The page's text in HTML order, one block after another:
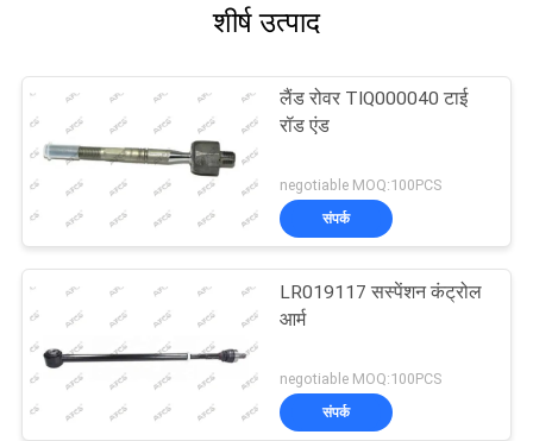
शीर्ष उत्पाद
लैंड रोवर TIQ000040 टाई
रॉड एंड
negotiable MOQ:100PCS
संपर्क
LR019117 सस्पेंशन कंट्रोल
आर्म
negotiable MOQ:100PCS
संपर्क